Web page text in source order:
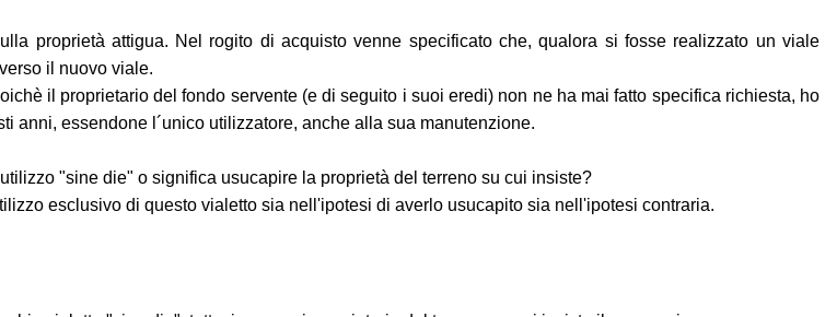
proprietà attigua. Nel rogito di acquisto venne specificato che, qualora si fosse realizzato un viale
il nuovo viale.
il proprietario del fondo servente (e di seguito i suoi eredi) non ne ha mai fatto specifica richiesta, ho
anni, essendone l´unico utilizzatore, anche alla sua manutenzione.
"sine die" o significa usucapire la proprietà del terreno su cui insiste?
esclusivo di questo vialetto sia nell'ipotesi di averlo usucapito sia nell'ipotesi contraria.